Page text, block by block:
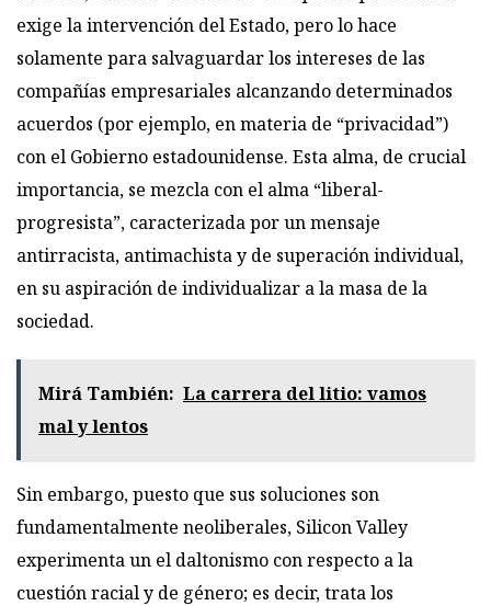
exige la intervención del Estado, pero lo hace
solamente para salvaguardar los intereses de las
compañías empresariales alcanzando determinados
acuerdos (por ejemplo, en materia de “privacidad”)
con el Gobierno estadounidense. Esta alma, de crucial
importancia, se mezcla con el alma “liberal-
progresista”, caracterizada por un mensaje
antirracista, antimachista y de superación individual,
en su aspiración de individualizar a la masa de la
sociedad.
Mirá También: La carrera del litio: vamos
mal y lentos
Sin embargo, puesto que sus soluciones son
fundamentalmente neoliberales, Silicon Valley
experimenta un el daltonismo con respecto a la
cuestión racial y de género; es decir, trata los